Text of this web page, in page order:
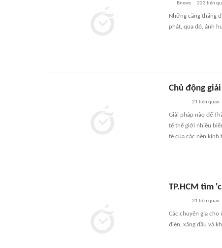
Bnews 223 liên
Những căng thẳng
phát, qua đó, ảnh
Chủ động
21 liên quan
Giải pháp nào để
tế thế giới nhiều
tệ của các nền
TP.HCM tìm
21 liên quan
Các chuyên gia
điện, xăng dầu và